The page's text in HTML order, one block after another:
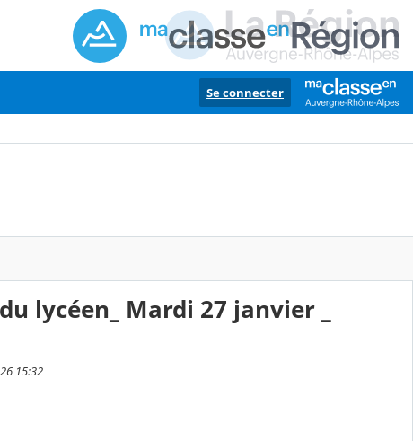
Se connecter
lycéen_ Mardi 27 janvier _
15:32